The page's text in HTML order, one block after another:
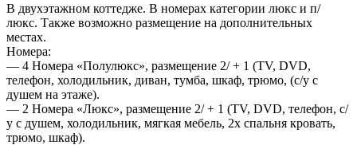
В двухэтажном коттедже. В номерах категории люкс и п/
люкс. Также возможно размещение на дополнительных
местах.
Номера:
— 4 Номера «Полулюкс», размещение 2/ + 1 (TV, DVD,
телефон, холодильник, диван, тумба, шкаф, трюмо, (с/у с
душем на этаже).
— 2 Номера «Люкс», размещение 2/ + 1 (TV, DVD, телефон, с/
у с душем, холодильник, мягкая мебель, 2х спальня кровать,
трюмо, шкаф).